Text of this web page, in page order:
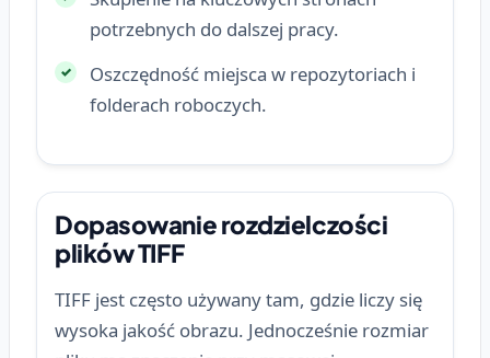
potrzebnych do dalszej pracy.
Oszczędność miejsca w repozytoriach i
folderach roboczych.
Dopasowanie rozdzielczości
plików TIFF
TIFF jest często używany tam, gdzie liczy się
wysoka jakość obrazu. Jednocześnie rozmiar